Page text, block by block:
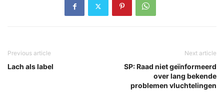
Previous article
Lach als label
Next article
SP: Raad niet geïnformeerd
over lang bekende
problemen vluchtelingen